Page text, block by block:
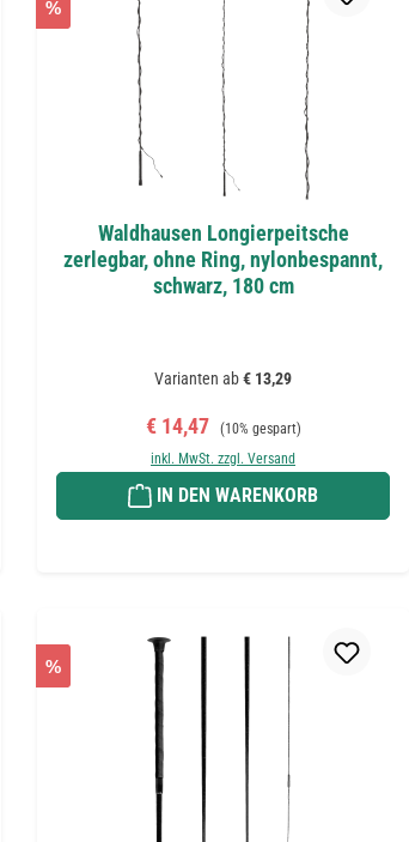
%
Waldhausen Longierpeitsche
zerlegbar, ohne Ring, nylonbespannt,
schwarz, 180 cm
Varianten ab€ 13,29
Verkaufspreis:
€ 14,47 Regulärer Preis:
(10% gespart)
inkl. MwSt. zzgl. Versand
IN DEN WARENKORB
%